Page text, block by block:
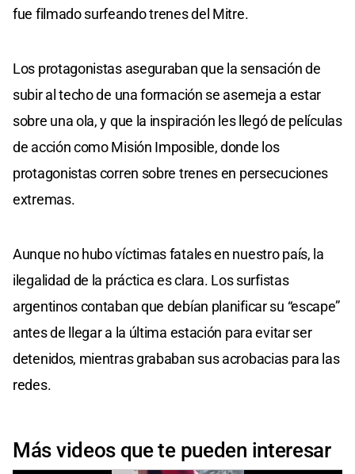
fue filmado surfeando trenes del Mitre.
Los protagonistas aseguraban que la sensación de
subir al techo de una formación se asemeja a estar
sobre una ola, y que la inspiración les llegó de películas
de acción como Misión Imposible, donde los
protagonistas corren sobre trenes en persecuciones
extremas.
Aunque no hubo víctimas fatales en nuestro país, la
ilegalidad de la práctica es clara. Los surfistas
argentinos contaban que debían planificar su “escape”
antes de llegar a la última estación para evitar ser
detenidos, mientras grababan sus acrobacias para las
redes.
Más videos que te pueden interesar